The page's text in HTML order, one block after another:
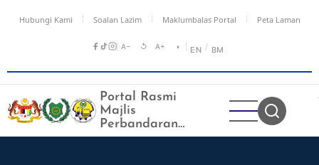
Hubungi Kami Soalan Lazim Maklumbalas Portal Peta Laman
A− ↺ A+ ◑ EN / BM
Portal Rasmi
Majlis
Perbandaran
Kangar